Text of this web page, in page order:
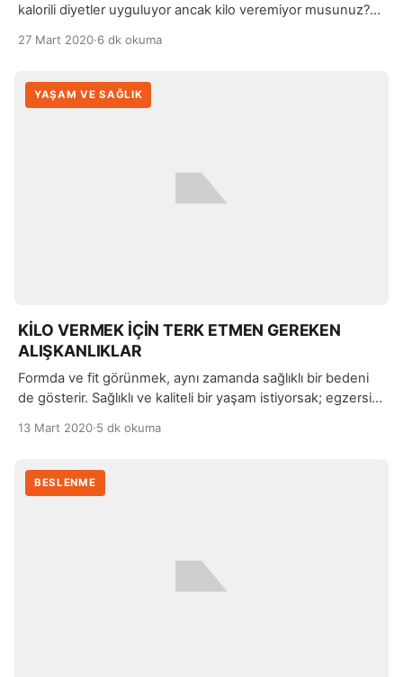
kalorili diyetler uyguluyor ancak kilo veremiyor musunuz?
bilgilerle, eksik ya da yanlış bir uygulama yapıyor
kaybetmesine neden olan sağlıksız diyetlerden uzak
durmanız gerektiğini öncelikle hatırlatalım…
27 Mart 2020·6 dk okuma
YAŞAM VE SAĞLIK
KİLO VERMEK İÇİN TERK ETMEN GEREKEN
ALIŞKANLIKLAR
Formda ve fit görünmek, aynı zamanda sağlıklı bir bedeni
de gösterir. Sağlıklı ve kaliteli bir yaşam istiyorsak; egzersiz
etmelisiniz.
13 Mart 2020·5 dk okuma
BESLENME